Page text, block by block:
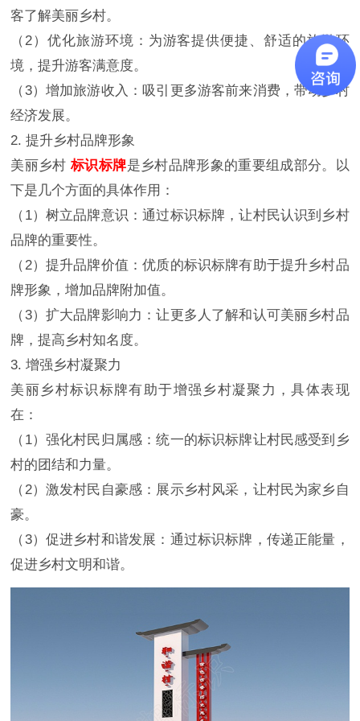
客了解美丽乡村。
（2）优化旅游环境：为游客提供便捷、舒适的旅游环
境，提升游客满意度。
（3）增加旅游收入：吸引更多游客前来消费，带动乡村
经济发展。
2. 提升乡村品牌形象
美丽乡村标识标牌是乡村品牌形象的重要组成部分。以
下是几个方面的具体作用：
（1）树立品牌意识：通过标识标牌，让村民认识到乡村
品牌的重要性。
（2）提升品牌价值：优质的标识标牌有助于提升乡村品
牌形象，增加品牌附加值。
（3）扩大品牌影响力：让更多人了解和认可美丽乡村品
牌，提高乡村知名度。
3. 增强乡村凝聚力
美丽乡村标识标牌有助于增强乡村凝聚力，具体表现
在：
（1）强化村民归属感：统一的标识标牌让村民感受到乡
村的团结和力量。
（2）激发村民自豪感：展示乡村风采，让村民为家乡自
豪。
（3）促进乡村和谐发展：通过标识标牌，传递正能量，
促进乡村文明和谐。